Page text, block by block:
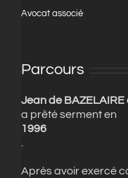
Avocat associé
Parcours
Jean de BAZELAIRE
a prêté serment en
1996
.
Après avoir exercé